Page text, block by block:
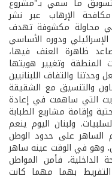
الإرهاب عبر نشر
في محاولة مكشوفة تهدف
ودوره الأساسي
ظاهرة العنف فيها،
وتغيير هويتها
والتفاف اللبنانيين
والتنسيق مع الشقيقة
التي ساهمت في إعادة
وإقامة مشاريع الطبابة
ولبنان اليوم ينعم
الساهر على حدود الوطن
وهو في الوقت عينه ساهر
الداخلية، فأمن المواطن
بهما مهما كانت